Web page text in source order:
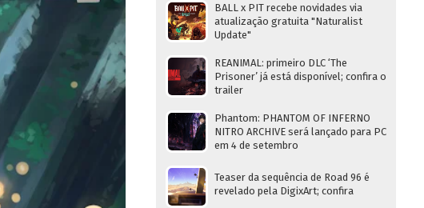
BALL x PIT recebe novidades via
atualização gratuita "Naturalist
Update"
REANIMAL: primeiro DLC ‘The
Prisoner’ já está disponível; confira o
trailer
Phantom: PHANTOM OF INFERNO
NITRO ARCHIVE será lançado para PC
em 4 de setembro
Teaser da sequência de Road 96 é
revelado pela DigixArt; confira